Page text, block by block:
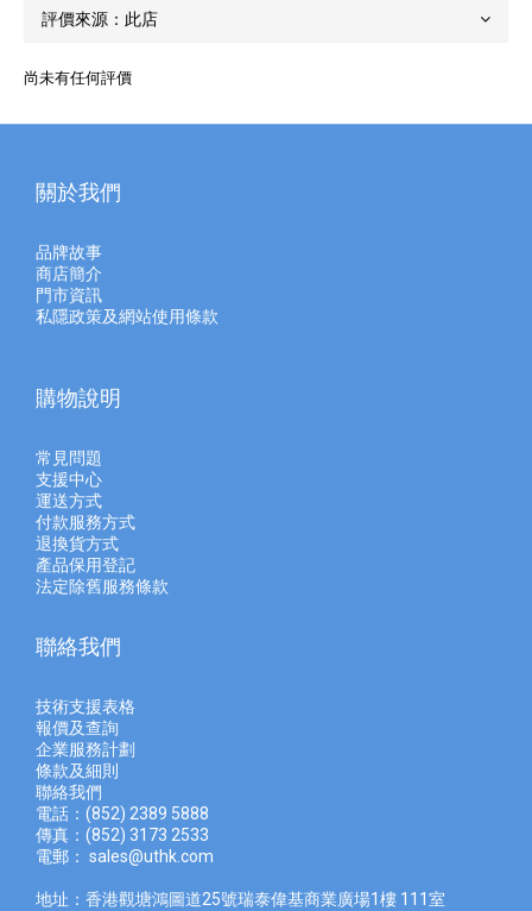
尚未有任何評價
關於我們
品牌故事
商店簡介
門市資訊
私隱政策及網站使用條款
購物說明
常見問題
支援中心
運送方式
付款服務方式
退換貨方式
產品保用登記
法定除舊服務條款
聯絡我們
技術支援表格
報價及查詢
企業服務計劃
條款及細則
聯絡我們
電話：(852) 2389 5888
傳真：(852) 3173 2533
電郵： sales@uthk.com
地址：香港觀塘鴻圖道25號瑞泰偉基商業廣場1樓 111室